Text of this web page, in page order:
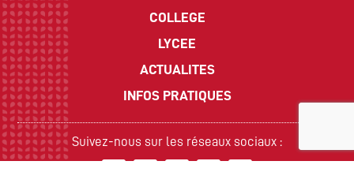
COLLEGE
LYCEE
ACTUALITES
INFOS PRATIQUES
Suivez-nous sur les réseaux sociaux :